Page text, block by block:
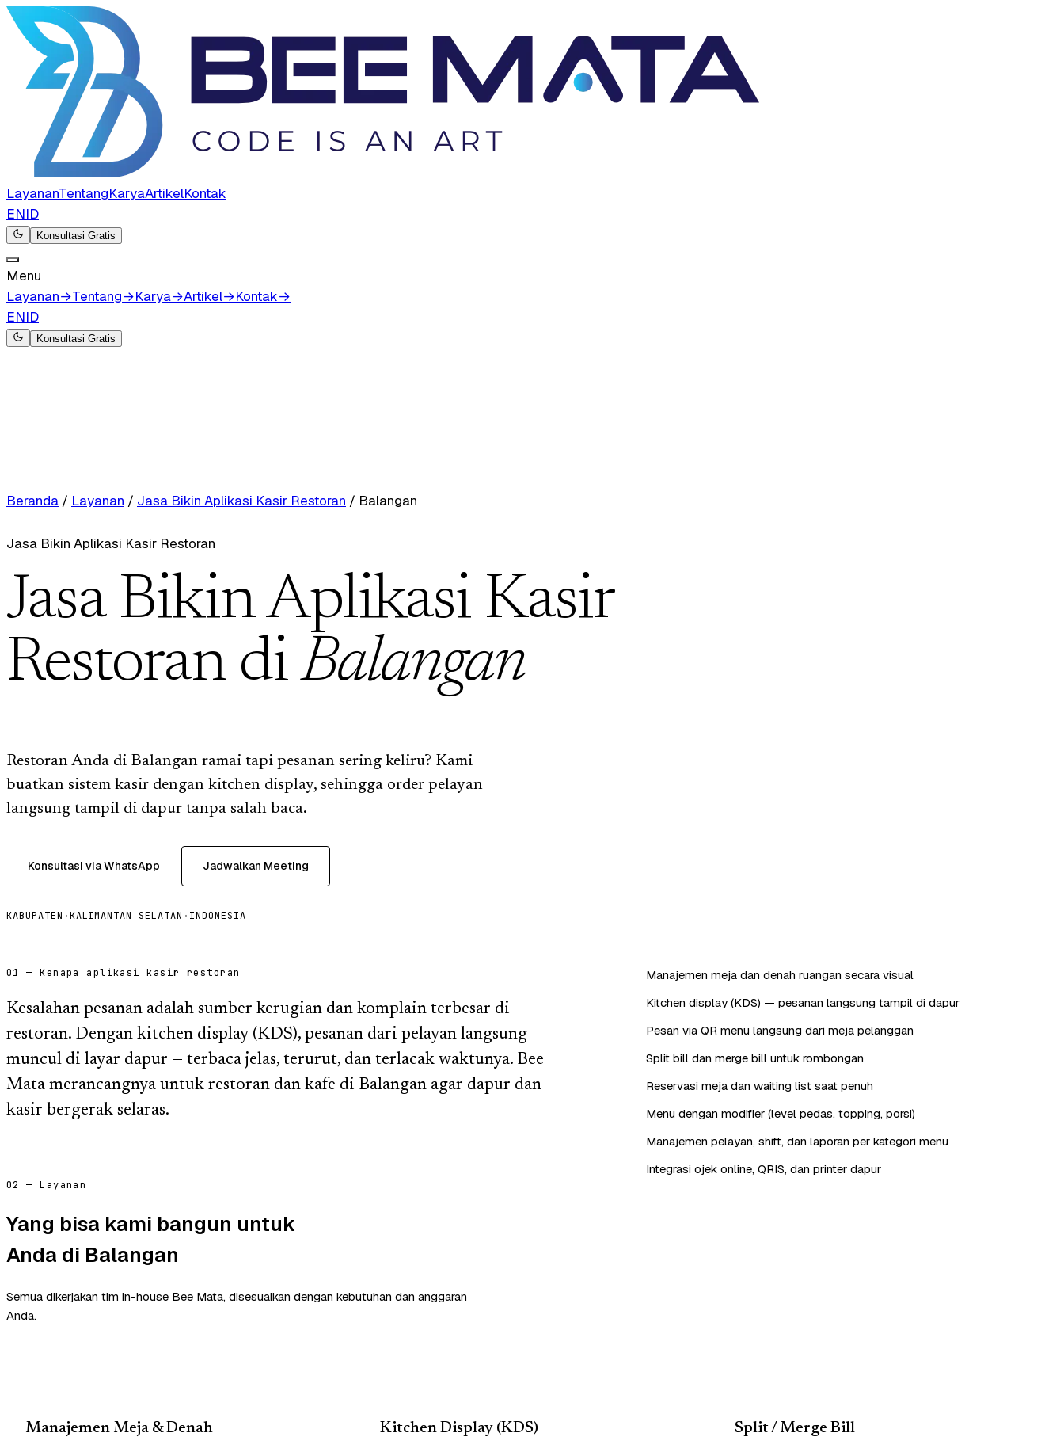
LayananTentangKaryaArtikelKontak
ENID
Konsultasi Gratis
Menu
Layanan→Tentang→Karya→Artikel→Kontak→
ENID
Konsultasi Gratis
Beranda / Layanan / Jasa Bikin Aplikasi Kasir Restoran / Balangan
Jasa Bikin Aplikasi Kasir Restoran
Jasa Bikin Aplikasi Kasir
Restoran diBalangan
Restoran Anda di Balangan ramai tapi pesanan sering keliru? Kami
buatkan sistem kasir dengan kitchen display, sehingga order pelayan
langsung tampil di dapur tanpa salah baca.
Konsultasi via WhatsApp Jadwalkan Meeting
KABUPATEN ·KALIMANTAN SELATAN · INDONESIA
01 — Kenapa aplikasi kasir restoran
Kesalahan pesanan adalah sumber kerugian dan komplain terbesar di
restoran. Dengan kitchen display (KDS), pesanan dari pelayan langsung
muncul di layar dapur — terbaca jelas, terurut, dan terlacak waktunya. Bee
Mata merancangnya untuk restoran dan kafe di Balangan agar dapur dan
kasir bergerak selaras.
Manajemen meja dan denah ruangan secara visual
Kitchen display (KDS) — pesanan langsung tampil di dapur
Pesan via QR menu langsung dari meja pelanggan
Split bill dan merge bill untuk rombongan
Reservasi meja dan waiting list saat penuh
Menu dengan modifier (level pedas, topping, porsi)
Manajemen pelayan, shift, dan laporan per kategori menu
Integrasi ojek online, QRIS, dan printer dapur
02 — Layanan
Yang bisa kami bangun untuk
Anda di Balangan
Semua dikerjakan tim in-house Bee Mata, disesuaikan dengan kebutuhan dan anggaran
Anda.
Manajemen Meja & Denah Kitchen Display (KDS) Split / Merge Bill